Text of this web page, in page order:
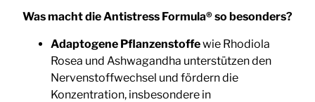
Was macht die Antistress Formula® so besonders?
Adaptogene Pflanzenstoffewie Rhodiola
Rosea und Ashwagandha unterstützen den
Nervenstoffwechsel und fördern die
Konzentration, insbesondere in